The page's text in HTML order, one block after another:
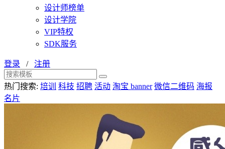
设计师榜单
设计学院
VIP特权
SDK服务
登录 / 注册
热门搜索: 培训 科技 招聘 活动 淘宝 banner 微信二维码 海报
名片